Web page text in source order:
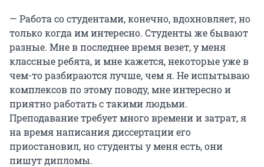
— Работа со студентами, конечно, вдохновляет, но
только когда им интересно. Студенты же бывают
разные. Мне в последнее время везет, у меня
классные ребята, и мне кажется, некоторые уже в
чем-то разбираются лучше, чем я. Не испытываю
комплексов по этому поводу, мне интересно и
приятно работать с такими людьми.
Преподавание требует много времени и затрат, я
на время написания диссертации его
приостановил, но студенты у меня есть, они
пишут дипломы.